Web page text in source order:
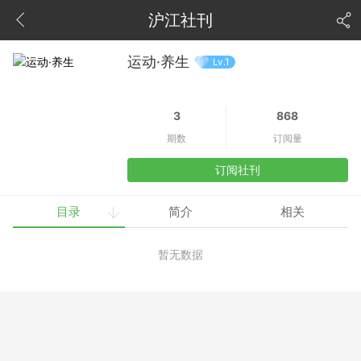
沪江社刊
运动·养生 Lv.1
3
期数
868
订阅量
订阅社刊
目录 简介 相关
暂无数据